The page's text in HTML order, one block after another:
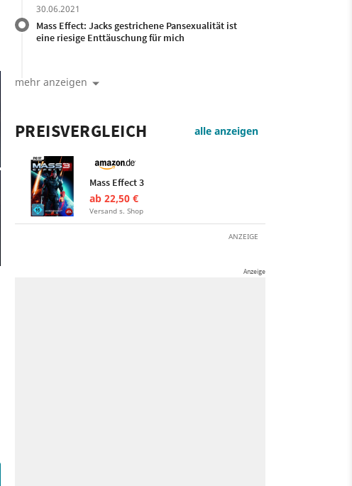
30.06.2021
Mass Effect: Jacks gestrichene Pansexualität ist
eine riesige Enttäuschung für mich
mehr anzeigen
PREISVERGLEICH alle anzeigen
Mass Effect 3
ab 22,50 €
Versand s. Shop
ANZEIGE